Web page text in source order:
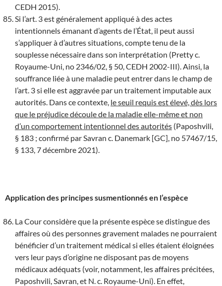
CEDH 2015).
Si l’art. 3 est généralement appliqué à des actes
intentionnels émanant d’agents de l’État, il peut aussi
s’appliquer à d’autres situations, compte tenu de la
souplesse nécessaire dans son interprétation (Pretty c.
Royaume-Uni, no 2346/02, § 50, CEDH 2002-III). Ainsi, la
souffrance liée à une maladie peut entrer dans le champ de
l’art. 3 si elle est aggravée par un traitement imputable aux
autorités. Dans ce contexte, le seuil requis est élevé, dès lors
que le préjudice découle de la maladie elle-même et non
d’un comportement intentionnel des autorités (Paposhvili,
§ 183 ; confirmé par Savran c. Danemark [GC], no 57467/15,
§ 133, 7 décembre 2021).
Application des principes susmentionnés en l’espèce
La Cour considère que la présente espèce se distingue des
affaires où des personnes gravement malades ne pourraient
bénéficier d’un traitement médical si elles étaient éloignées
vers leur pays d’origine ne disposant pas de moyens
médicaux adéquats (voir, notamment, les affaires précitées,
Paposhvili, Savran, et N. c. Royaume-Uni). En effet,